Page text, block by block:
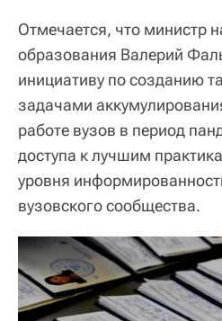
Отмечается, что министр
образования Валерий
инициативу по созданию
задачами
работе вузов в период
доступа к лучшим
уровня
вузовского сообщества.